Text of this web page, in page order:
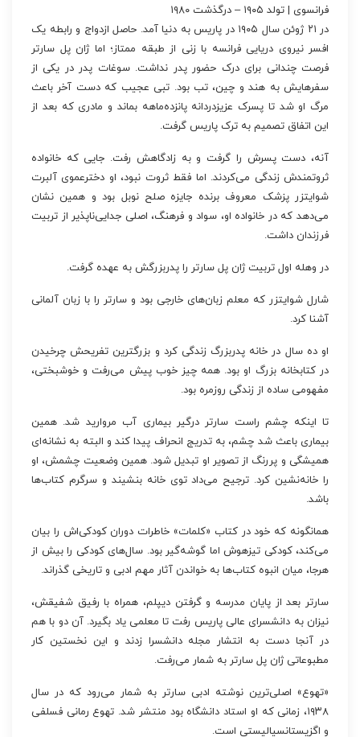
فرانسوی | تولد ۱۹۰۵ – درگذشت ۱۹۸۰
در ۲۱ ژوئن سال ۱۹۰۵ در پاریس به دنیا آمد. حاصل ازدواج و رابطه یک
افسر نیروی دریایی فرانسه با زنی از طبقه ممتاز؛ اما ژان پل سارتر
فرصت چندانی برای درک حضور پدر نداشت. سوغات پدر در یکی از
سفرهایش به هند و چین، تب بود. تبی عجیب که دست آخر باعث
مرگ او شد تا پسرک عزیزدردانه پانزده‌ماهه بماند و مادری که بعد از
این اتفاق تصمیم به ترک پاریس گرفت.
آنه، دست پسرش را گرفت و به زادگاهش رفت. جایی که خانواده
ثروتمندش زندگی می‌کردند. اما فقط ثروت نبود، او دخترعموی آلبرت
شوایتزر پزشک معروف برنده جایزه صلح نوبل بود و همین نشان
می‌دهد که در خانواده او، سواد و فرهنگ، اصلی جدایی‌ناپذیر از تربیت
فرزندان داشت.
در وهله اول تربیت ژان پل سارتر را پدربزرگش به عهده گرفت.
شارل شوایتزر که معلم زبان‌های خارجی بود و سارتر را با زبان آلمانی
آشنا کرد.
او ده سال در خانه پدربزرگ زندگی کرد و بزرگترین تفریحش چرخیدن
در کتابخانه بزرگ او بود. همه چیز خوب پیش می‌رفت و خوشبختی،
مفهومی ساده از زندگی روزمره بود.
تا اینکه چشم راست سارتر درگیر بیماری آب مروارید شد. همین
بیماری باعث شد چشم، به تدریج انحراف پیدا کند و البته به نشانه‌ای
همیشگی و پررنگ از تصویر او تبدیل شود. همین وضعیت چشمش، او
را خانه‌نشین کرد. ترجیح می‌داد توی خانه بنشیند و سرگرم کتاب‌ها
باشد.
همانگونه که خود در کتاب «کلمات» خاطرات دوران کودکی‌اش را بیان
می‌کند، کودکی تیزهوش اما گوشه‌گیر بود. سال‌های کودکی را بیش از
هرجا، میان انبوه کتاب‌ها به خواندن آثار مهم ادبی و تاریخی گذراند.
سارتر بعد از پایان مدرسه و گرفتن دیپلم، همراه با رفیق شفیقش،
نیزان به دانشسرای عالی پاریس رفت تا معلمی یاد بگیرد. آن دو با هم
در آنجا دست به انتشار مجله دانشسرا زدند و این نخستین کار
مطبوعاتی ژان پل سارتر به شمار می‌رفت.
«تهوع» اصلی‌ترین نوشته ادبی سارتر به شمار می‌رود که در سال
۱۹۳۸، زمانی که او استاد دانشگاه بود منتشر شد. تهوع رمانی فسلفی
و اگزیستانسیالیستی است.